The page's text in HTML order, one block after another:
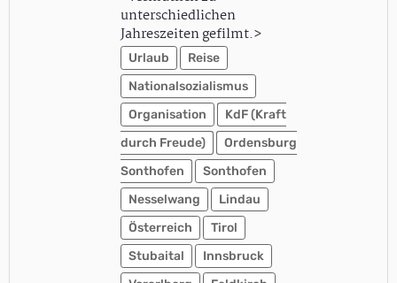
unterschiedlichen
Jahreszeiten gefilmt.>
Urlaub
Reise
Nationalsozialismus
Organisation
KdF (Kraft
durch Freude)
Ordensburg
Sonthofen
Sonthofen
Nesselwang
Lindau
Österreich
Tirol
Stubaital
Innsbruck